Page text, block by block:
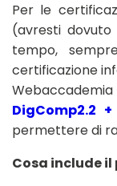
Per le
(avresti
tempo,
certificazione
DigComp2.2
permettere di
Cosa include